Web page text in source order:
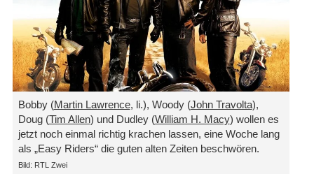
Bobby (Martin Lawrence, li.), Woody (John Travolta),
Doug (Tim Allen) und Dudley (William H. Macy) wollen es
jetzt noch einmal richtig krachen lassen, eine Woche lang
als „Easy Riders“ die guten alten Zeiten beschwören.
Bild: RTL Zwei